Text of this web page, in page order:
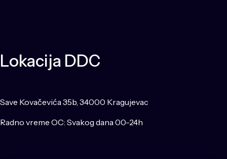
Lokacija DDC
Save Kovačevića 35b, 34000 Kragujevac
Radno vreme OC: Svakog dana 00-24h